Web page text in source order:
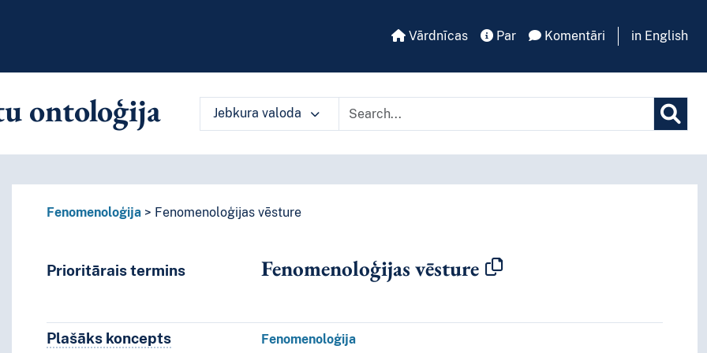
Vārdnīcas Par Komentāri in English
ontoloģija Jebkura valoda
vārdnīcas saturu pēc izvēlētā kritērija
Fenomenoloģija Fenomenoloģijas vēsture
Prioritārais termins Fenomenoloģijas vēsture
Plašāks konceptsPlašāks konceptsFenomenoloģija